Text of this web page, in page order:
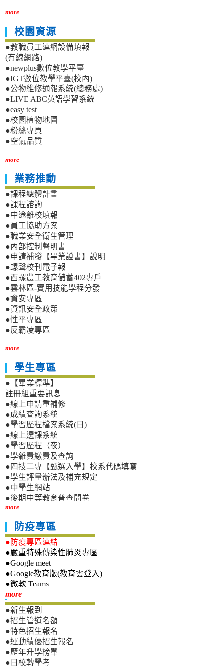
more
校園資源
●教職員工連網設備填報
(有線網路)
●newplus數位教學平臺
●IGT數位教學平臺(校內)
●公物維修通報系統(總務處)
●LIVE ABC英語學習系統
●easy test
●校園植物地圖
●粉絲專頁
●空氣品質
more
業務推動
●課程總體計畫
●課程諮詢
●中途離校填報
●員工協助方案
●職業安全衛生管理
●內部控制聲明書
●申請補發【畢業證書】說明
●螺聲校刊電子報
●西螺農工教育儲蓄402專戶
●雲林區-實用技能學程分發
●資安專區
●資訊安全政策
●性平專區
●反霸凌專區
more
學生專區
●【畢業標準】
註冊組重要訊息
●線上申請重補修
●成績查詢系統
●學習歷程檔案系統(日)
●線上選課系統
●學習歷程（夜）
●學雜費繳費及查詢
●四技二專【甄選入學】校系代碼填寫
●學生評量辦法及補充規定
●中學生網站
●後期中等教育普查問卷
more
防疫專區
●防疫專區連結
●嚴重特殊傳染性肺炎專區
●Google meet
●Google教育版(教育雲登入)
●微軟 Teams
more新生專區
●新生報到
●招生管道名額
●特色招生報名
●運動績優招生報名
●歷年升學榜單
●日校轉學考